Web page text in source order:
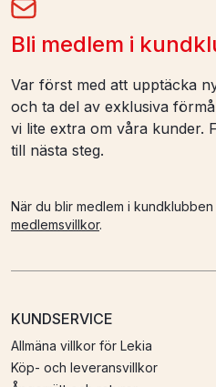
Bli medlem i
Var först med att upptäcka
och ta del av exklusiva
vi lite extra om våra kunder.
till nästa steg.
När du blir medlem i
medlemsvillkor.
KUNDSERVICE
Allmäna villkor för Lekia
Köp- och leveransvillkor